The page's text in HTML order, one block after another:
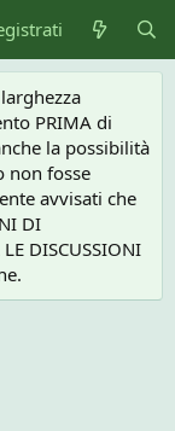
PRIMA di
la possibilità
non fosse
avvisati che
DI
DISCUSSIONI